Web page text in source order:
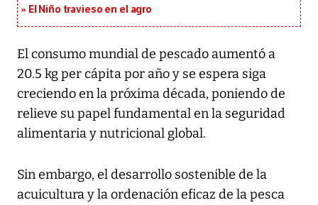
El Niño travieso en el agro
El consumo mundial de pescado aumentó a
20.5 kg per cápita por año y se espera siga
creciendo en la próxima década, poniendo de
relieve su papel fundamental en la seguridad
alimentaria y nutricional global.
Sin embargo, el desarrollo sostenible de la
acuicultura y la ordenación eficaz de la pesca